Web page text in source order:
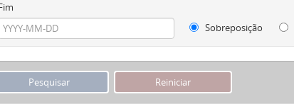
Sobreposição